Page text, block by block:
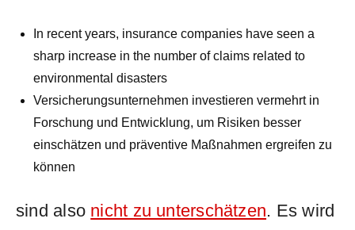
In recent years, insurance companies have seen a
‍sharp⁢ increase in‍ the‌ number of claims related to
environmental disasters
Versicherungsunternehmen⁢ investieren⁣ vermehrt in
Forschung⁢ und Entwicklung, um Risiken​ besser
einschätzen und‌ präventive Maßnahmen ⁤ergreifen⁣ zu
⁤können
sind also nicht zu unterschätzen.⁤ Es wird